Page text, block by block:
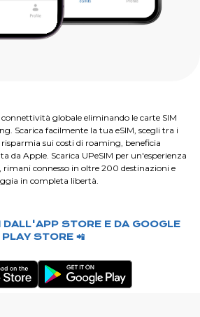
connettività globale eliminando le carte SIM
Scarica facilmente la tua eSIM, scegli tra i
sui costi di roaming, beneficia
da Apple. Scarica UPeSIM per un'esperienza
connesso in oltre 200 destinazioni e
in completa libertà.
DALL'APP STORE E DA GOOGLE
PLAY STORE 📲